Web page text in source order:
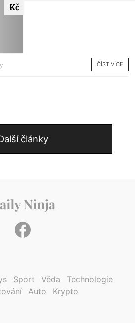
Kč
ČÍST VÍCE
články
Sport Věda
Technologie
Auto Krypto